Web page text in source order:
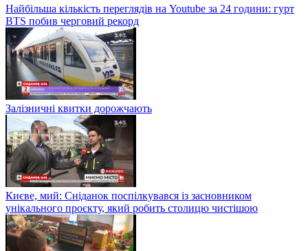
Найбільша кількість переглядів на Youtube за 24 години: гурт
BTS побив черговий рекорд
Залізничні квитки дорожчають
Києве, мий: Сніданок поспілкувався із засновником
унікального проєкту, який робить столицю чистішою